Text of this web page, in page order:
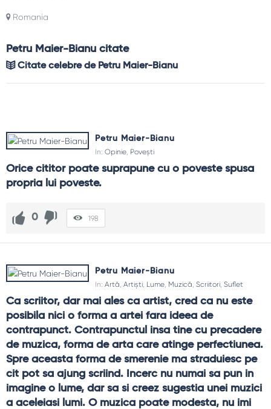
Romania
Petru Maier-Bianu citate
Citate celebre de Petru Maier-Bianu
Petru Maier-Bianu
In: Opinie, Povești
Orice cititor poate suprapune cu o poveste spusa
propria lui poveste.
0 198
Petru Maier-Bianu
In: Artă, Artiști, Lume, Muzică, Scriitori, Suflet
Ca scriitor, dar mai ales ca artist, cred ca nu este
posibila nici o forma a artei fara ideea de
contrapunct. Contrapunctul insa tine cu precadere
de muzica, forma de arta care atinge perfectiunea.
Spre aceasta forma de smerenie ma straduiesc pe
cit pot sa ajung scriind. Incerc nu numai sa pun in
imagine o lume, dar sa si creez sugestia unei muzici
a aceleiasi lumi. O muzica poate modesta, nu imi